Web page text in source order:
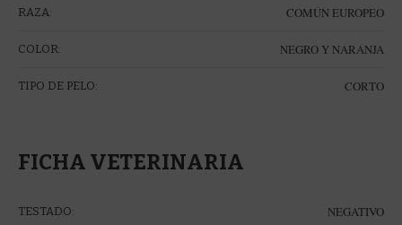
RAZA: COMÚN EUROPEO
COLOR: NEGRO Y NARANJA
TIPO DE PELO: CORTO
FICHA VETERINARIA
TESTADO: NEGATIVO